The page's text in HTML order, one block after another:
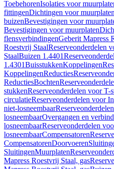
ToebehorenIsolaties voor
fittingenDichtingen voor muurplaten
buizenBevestigingen voor
Bevestigingen voor muurplaten
flensverbindingenGeberit Mapress
Roestvrij StaalReserveonderdelen
StaalBuizen 1.4401
1.4301BuisstukkenKoppelingen
KoppelingenReducties
ReductiesBochten
stukkenReserveonderdelen voor T-
circulatieReserveonderdelen voor
niet-losneembaar
losneembaarOvergangen en
losneembaarReserveonderdelen
losneembaarCompensatoren
CompensatorenDoorvoeren
SluitingenMuurplaten
Mapress Roestvrij Staal, gas